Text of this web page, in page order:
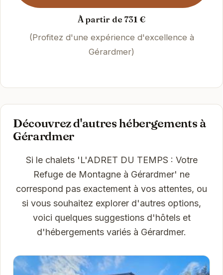
À partir de 731 €
(Profitez d'une expérience d'excellence à
Gérardmer)
Découvrez d'autres hébergements à
Gérardmer
Si le chalets 'L'ADRET DU TEMPS : Votre
Refuge de Montagne à Gérardmer' ne
correspond pas exactement à vos attentes, ou
si vous souhaitez explorer d'autres options,
voici quelques suggestions d'hôtels et
d'hébergements variés à Gérardmer.